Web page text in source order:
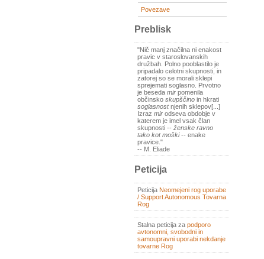
Povezave
Preblisk
"Nič manj značilna ni enakost
pravic v staroslovanskih
družbah. Polno pooblastilo je
pripadalo celotni skupnosti, in
zatorej so se morali sklepi
sprejemati soglasno. Prvotno
je beseda mir pomenila
občinsko skupščino in hkrati
soglasnostnjenih sklepov[...]
Izraz mir odseva obdobje v
katerem je imel vsak član
skupnosti -- ženske ravno
tako kot moški-- enake
pravice."
-- M. Eliade
Peticija
Peticija Neomejeni rog uporabe
/ Support Autonomous Tovarna
Rog
Stalna peticija za podporo
avtonomni, svobodni in
samoupravni uporabi nekdanje
tovarne Rog